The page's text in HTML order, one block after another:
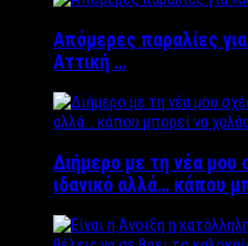
Απόμερες παραλίες
Αττική …
Διήμερο με τη νέα μου
ιδανικό αλλά… κάπου